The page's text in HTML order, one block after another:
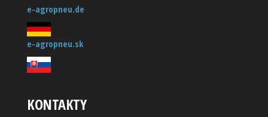
e-agropneu.de
e-agropneu.sk
KONTAKTY